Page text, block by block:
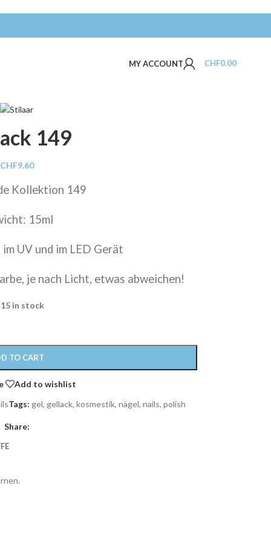
MY ACCOUNT CHF0.00
149
CHF9.60
Kollektion 149
15ml
UV und im LED Gerät
je nach Licht, etwas abweichen!
15 in stock
TO CART
Add to wishlist
Tags: gel, gellack, kosmestik, nägel, nails, polish
Share: